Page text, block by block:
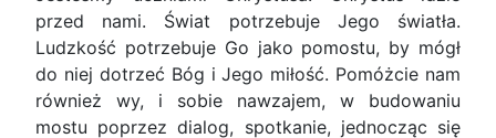
przed nami. Świat potrzebuje Jego światła.
Ludzkość potrzebuje Go jako pomostu, by mógł
do niej dotrzeć Bóg i Jego miłość. Pomóżcie nam
również wy, i sobie nawzajem, w budowaniu
mostu poprzez dialog, spotkanie, jednocząc się